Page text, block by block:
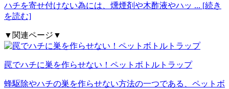
ハチを寄せ付けない為には、燻煙剤や木酢液やハッ ... [続き
を読む]
▼関連ページ▼
罠でハチに巣を作らせない！ペットボトルトラップ
蜂駆除やハチの巣を作らせない方法の一つである、ペットボ